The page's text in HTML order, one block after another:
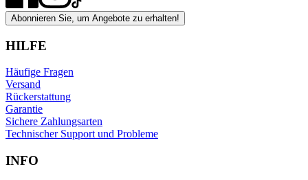
Abonnieren Sie, um Angebote zu erhalten!
HILFE
Häufige Fragen
Versand
Rückerstattung
Garantie
Sichere Zahlungsarten
Technischer Support und Probleme
INFO